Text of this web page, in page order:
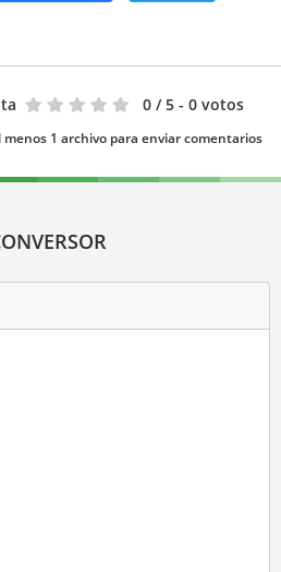
0 / 5 - 0 votos
1 archivo para enviar comentarios